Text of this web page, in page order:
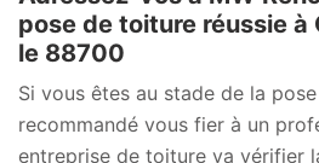
pose de toiture réussie
le 88700
Si vous êtes au stade de la
recommandé vous fier à un
entreprise de toiture va vérifier